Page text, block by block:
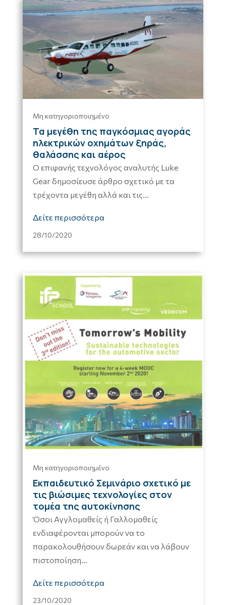
Τα μεγέθη της παγκόσμιας αγοράς
ηλεκτρικών οχημάτων ξηράς,
θαλάσσης και αέρος
28/10/2020
Μη κατηγοριοποιημένο
Ο επιφανής τεχνολόγος αναλυτής Luke
Gear δημοσίευσε άρθρο σχετικό με τα
τρέχοντα μεγέθη αλλά και τις...
Δείτε περισσότερα
Εκπαιδευτικό Σεμινάριο σχετικό με
τις βιώσιμες τεχνολογίες στον
τομέα της αυτοκίνησης
23/10/2020
Μη κατηγοριοποιημένο
Όσοι Αγγλομαθείς ή Γαλλομαθείς
ενδιαφέρονται μπορούν να το
παρακολουθήσουν δωρεάν και να λάβουν
πιστοποίηση...
Δείτε περισσότερα